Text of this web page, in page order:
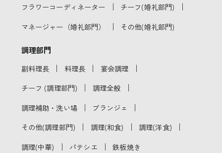
フラワーコーディネーター ｜ チーフ(婚礼部門) ｜
マネージャー（婚礼部門） ｜ その他(婚礼部門)
調理部門
副料理長 ｜ 料理長 ｜ 宴会調理 ｜
チーフ (調理部門) ｜ 調理全般 ｜
調理補助・洗い場 ｜ ブランジェ ｜
その他(調理部門) ｜ 調理(和食) ｜ 調理(洋食) ｜
調理(中華) ｜ パテシエ ｜ 鉄板焼き